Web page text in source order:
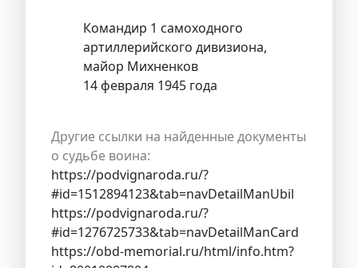
Командир 1 самоходного
артиллерийского дивизиона,
майор Михненков
14 февраля 1945 года
Другие ссылки на найденные документы
о судьбе воина:
https://podvignaroda.ru/?
#id=1512894123&tab=navDetailManUbil
https://podvignaroda.ru/?
#id=1276725733&tab=navDetailManCard
https://obd-memorial.ru/html/info.htm?